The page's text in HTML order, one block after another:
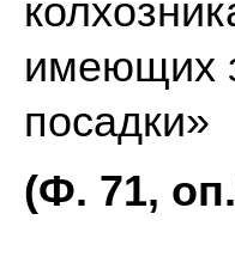
имеющих
посадки»
(Ф. 71,